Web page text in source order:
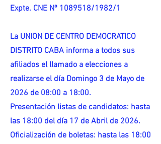
Expte. CNE Nº 1089518/1982/1
La UNION DE CENTRO DEMOCRATICO
DISTRITO CABA informa a todos sus
afiliados el llamado a elecciones a
realizarse el día Domingo 3 de Mayo de
2026 de 08:00 a 18:00.
Presentación listas de candidatos: hasta
las 18:00 del día 17 de Abril de 2026.
Oficialización de boletas: hasta las 18:00